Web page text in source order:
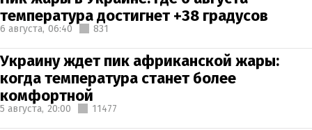
температура достигнет +38 градусов
6 августа, 06:40 831
Украину ждет пик африканской жары:
когда температура станет более
комфортной
5 августа, 20:00 11477